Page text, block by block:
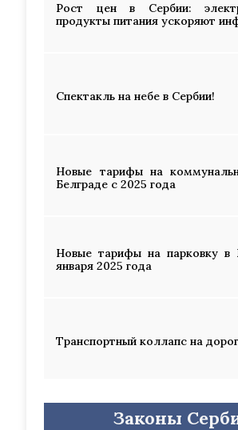
Рост цен в Сербии:
продукты питания ускоряют
Спектакль на небе в Сербии!
Новые тарифы на
Белграде с 2025 года
Новые тарифы на парковку в
января 2025 года
Транспортный коллапс на
Законы